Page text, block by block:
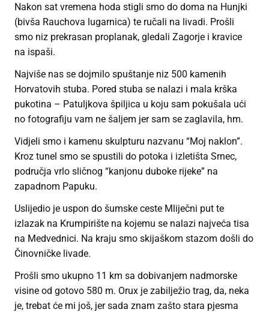
Nakon sat vremena hoda stigli smo do doma na Hunjki
(bivša Rauchova lugarnica) te ručali na livadi. Prošli
smo niz prekrasan proplanak, gledali Zagorje i kravice
na ispaši.
Najviše nas se dojmilo spuštanje niz 500 kamenih
Horvatovih stuba. Pored stuba se nalazi i mala krška
pukotina – Patuljkova špiljica u koju sam pokušala ući
no fotografiju vam ne šaljem jer sam se zaglavila, hm.
Vidjeli smo i kamenu skulpturu nazvanu “Moj naklon”.
Kroz tunel smo se spustili do potoka i izletišta Srnec,
područja vrlo sličnog “kanjonu duboke rijeke” na
zapadnom Papuku.
Uslijedio je uspon do šumske ceste Mliječni put te
izlazak na Krumpirište na kojemu se nalazi najveća tisa
na Medvednici. Na kraju smo skijaškom stazom došli do
Činovničke livade.
Prošli smo ukupno 11 km sa dobivanjem nadmorske
visine od gotovo 580 m. Orux je zabilježio trag, da, neka
je, trebat će mi još, jer sada znam zašto stara pjesma